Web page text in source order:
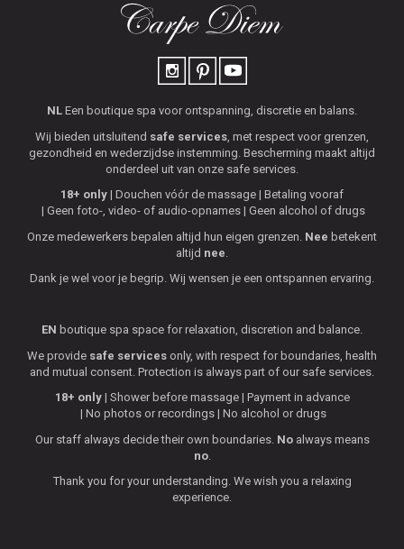
NL Een boutique spa voor ontspanning, discretie en balans.
Wij bieden uitsluitend safe services , met respect voor grenzen,
gezondheid en wederzijdse instemming. Bescherming maakt altijd
onderdeel uit van onze safe services.
18+ only Douchen vóór de massage Betaling vooraf
Geen foto-, video- of audio-opnames Geen alcohol of drugs
Onze medewerkers bepalen altijd hun eigen grenzen. Nee betekent
altijd nee
Dank je wel voor je begrip. Wij wensen je een ontspannen ervaring.
EN boutique spa space for relaxation, discretion and balance.
We provide safe services only, with respect for boundaries, health
and mutual consent. Protection is always part of our safe services.
18+ only
Shower before massage
Payment in advance
No photos or recordings No alcohol or drugs
Our staff always decide their own boundaries. Noalways means
no.
Thank you for your understanding. We wish you a relaxing
experience.